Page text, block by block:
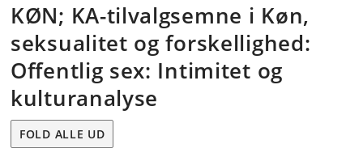
KØN; KA-tilvalgsemne i Køn,
seksualitet og forskellighed:
Offentlig sex: Intimitet og
kulturanalyse
FOLD ALLE UD